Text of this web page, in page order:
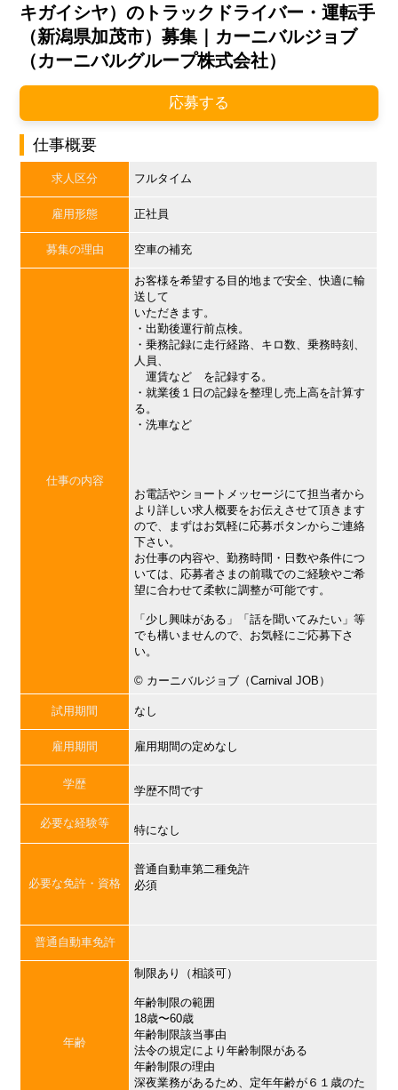
キガイシヤ）のトラックドライバー・運転手
（新潟県加茂市）募集｜カーニバルジョブ
（カーニバルグループ株式会社）
応募する
仕事概要
求人区分 フルタイム
雇用形態 正社員
募集の理由 空車の補充
仕事の内容
お客様を希望する目的地まで安全、快適に輸
送して
いただきます。
・出勤後運行前点検。
・乗務記録に走行経路、キロ数、乗務時刻、
人員、
運賃など を記録する。
・就業後１日の記録を整理し売上高を計算す
る。
・洗車など
お電話やショートメッセージにて担当者から
より詳しい求人概要をお伝えさせて頂きます
ので、まずはお気軽に応募ボタンからご連絡
下さい。
お仕事の内容や、勤務時間・日数や条件につ
いては、応募者さまの前職でのご経験やご希
望に合わせて柔軟に調整が可能です。
「少し興味がある」「話を聞いてみたい」等
でも構いませんので、お気軽にご応募下さ
い。
©︎ カーニバルジョブ（Carnival JOB）
試用期間 なし
雇用期間 雇用期間の定めなし
学歴
学歴不問です
必要な経験等
特になし
必要な免許・資格
普通自動車第二種免許
必須
普通自動車免許
年齢
制限あり（相談可）
年齢制限の範囲
18歳〜60歳
年齢制限該当事由
法令の規定により年齢制限がある
年齢制限の理由
深夜業務があるため、定年年齢が６１歳のた